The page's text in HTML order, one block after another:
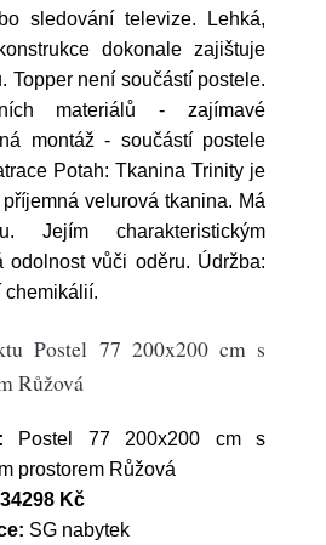
sledování televize. Lehká,
dokonale zajištuje
Topper není součástí postele.
materiálů - zajímavé
montáž - součástí postele
Potah: Tkanina Trinity je
velurová tkanina. Má
Jejím charakteristickým
odolnost vůči oděru. Údržba:
chemikálií.
Postel 77 200x200 cm s
Růžová
Postel 77 200x200 cm s
prostorem Růžová
34298 Kč
SG nabytek